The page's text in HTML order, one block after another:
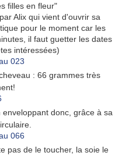
filles en fleur"
Alix qui vient d'ouvrir sa
pour le moment car les
il faut guetter les dates
intéressées)
: 66 grammes très
donc, grâce à sa
pas de le toucher, la soie le